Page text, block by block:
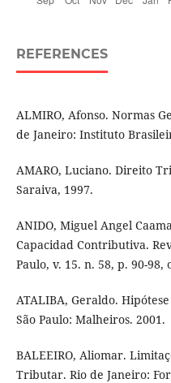
REFERENCES
ALMIRO, Afonso. Normas
de Janeiro: Instituto
AMARO, Luciano. Direito
Saraiva, 1997.
ANIDO, Miguel Angel
Capacidad Contributiva.
Paulo, v. 15. n. 58, p. 90-98,
ATALIBA, Geraldo.
São Paulo: Malheiros. 2001.
BALEEIRO, Aliomar.
Tributar. Rio de Janeiro: